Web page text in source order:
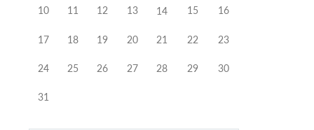
10 11 12 13 14 15 16
17 18 19 20 21 22 23
24 25 26 27 28 29 30
31